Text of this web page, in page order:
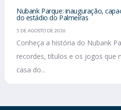
Nubank Parque: inauguração,
do estádio do Palmeiras
5 DE AGOSTO DE 2026
Conheça a história do Nubank
recordes, títulos e os jogos que
casa do...